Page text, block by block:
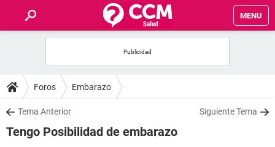
MENU
FOROS
SALUD
FAMILIA
Foros Embarazo
Tema Anterior Siguiente Tema
Tengo Posibilidad de embarazo